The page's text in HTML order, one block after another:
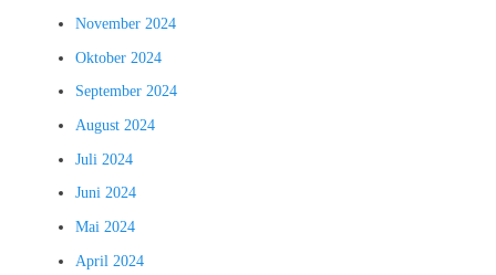
November 2024
Oktober 2024
September 2024
August 2024
Juli 2024
Juni 2024
Mai 2024
April 2024